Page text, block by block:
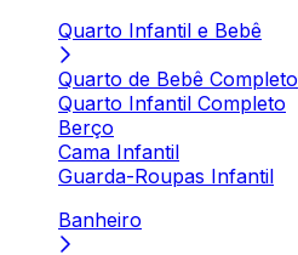
Quarto Infantil e Bebê
Quarto de Bebê Completo
Quarto Infantil Completo
Berço
Cama Infantil
Guarda-Roupas Infantil
Banheiro